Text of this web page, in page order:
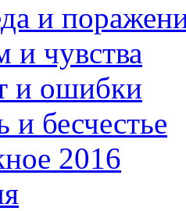
и
и чувства
и ошибки
и бесчестье
2016